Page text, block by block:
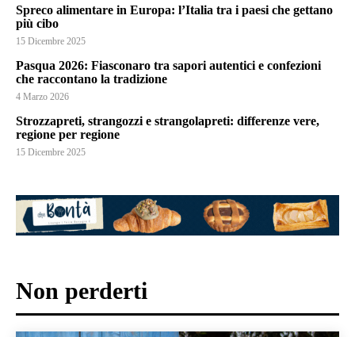
Spreco alimentare in Europa: l’Italia tra i paesi che gettano
più cibo
15 Dicembre 2025
Pasqua 2026: Fiasconaro tra sapori autentici e confezioni
che raccontano la tradizione
4 Marzo 2026
Strozzapreti, strangozzi e strangolapreti: differenze vere,
regione per regione
15 Dicembre 2025
Non perderti